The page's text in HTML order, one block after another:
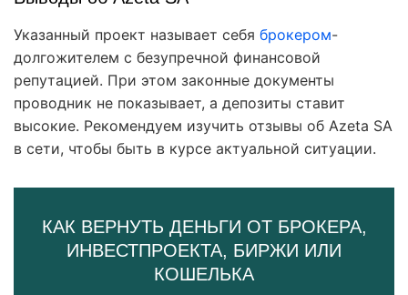
Указанный проект называет себя брокером-
долгожителем с безупречной финансовой
репутацией. При этом законные документы
проводник не показывает, а депозиты ставит
высокие. Рекомендуем изучить отзывы об Azeta SA
в сети, чтобы быть в курсе актуальной ситуации.
КАК ВЕРНУТЬ ДЕНЬГИ ОТ БРОКЕРА,
ИНВЕСТПРОЕКТА, БИРЖИ ИЛИ
КОШЕЛЬКА